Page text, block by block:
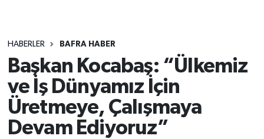
HABERLER BAFRA HABER
Başkan Kocabaş: “Ülkemiz
ve İş Dünyamız İçin
Üretmeye, Çalışmaya
Devam Ediyoruz”